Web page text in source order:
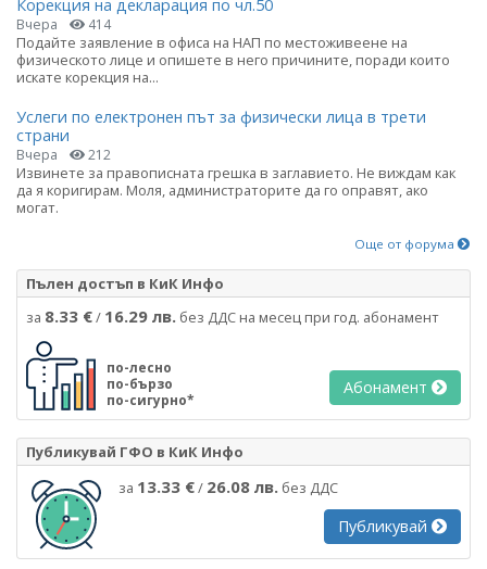
Корекция на декларация по чл.50
Вчера 414
Подайте заявление в офиса на НАП по местоживеене на
физическото лице и опишете в него причините, поради които
искате корекция на...
Услеги по електронен път за физически лица в трети
страни
Вчера 212
Извинете за правописната грешка в заглавието. Не виждам как
да я коригирам. Моля, администраторите да го оправят, ако
могат.
Още от форума
Пълен достъп в КиК Инфо
за 8.33 €/ 16.29 лв. без ДДС на месец при год. абонамент
по-лесно
по-бързо
по-сигурно*
Абонамент
Публикувай ГФО в КиК Инфо
за 13.33 €/ 26.08 лв. без ДДС
Публикувай